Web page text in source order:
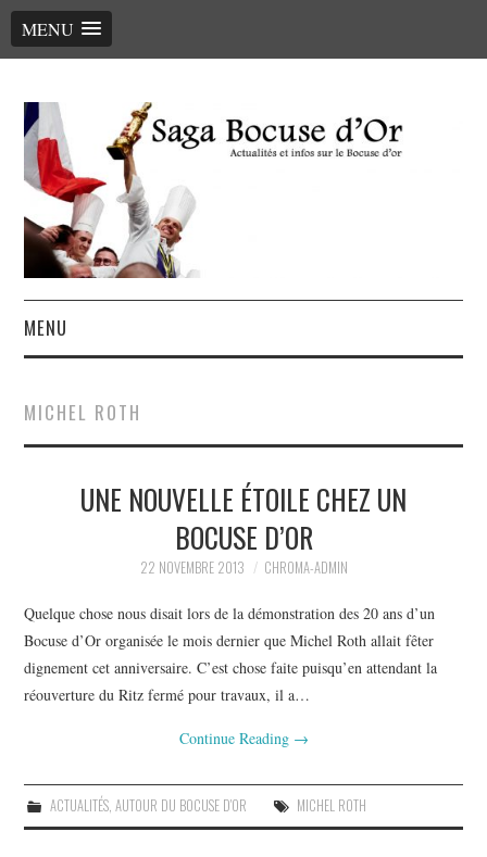
MENU
MENU
LE PALMARÈS, LES CHEFS
PHOTOS
SAGA BOCUSE D’OR ?
VIDÉOS
MICHEL ROTH
UNE NOUVELLE ÉTOILE CHEZ UN
BOCUSE D’OR
22 NOVEMBRE 2013 CHROMA-ADMIN
Quelque chose nous disait lors de la démonstration des 20 ans d’un
Bocuse d’Or organisée le mois dernier que Michel Roth allait fêter
dignement cet anniversaire. C’est chose faite puisqu’en attendant la
réouverture du Ritz fermé pour travaux, il a…
Continue Reading →
ACTUALITÉS, AUTOUR DU BOCUSE D'OR MICHEL ROTH